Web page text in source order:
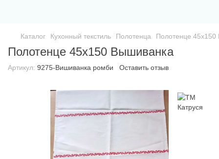
Каталог Кухонный текстиль Полотенца Полотенце
Полотенце 45х150 Вышиванка
Артикул: 9275-Вишиванка ромби Оставить отзыв